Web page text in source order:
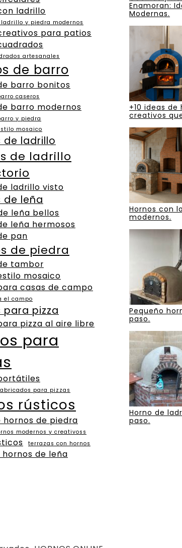
ladrillo
ladrillo y piedra modernos
para patios
artesanales
de barro
barro bonitos
caseros
barro modernos
y piedra
mosaico
de ladrillo
de ladrillo
ladrillo visto
de leña
leña bellos
leña hermosos
pan
de piedra
tambor
mosaico
casas de campo
el campo
para pizza
pizza al aire libre
para
para pizzas
rústicos
hornos de piedra
modernos y creativoss
terrazas con hornos
de leña
Enamoran:
Modernas.
+10 ideas
creativos
Hornos con
modernos.
Pequeño
paso.
Horno de
paso.